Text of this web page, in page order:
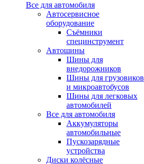
Все для автомобиля
Автосервисное
оборудование
Съёмники
специнструмент
Автошины
Шины для
внедорожников
Шины для грузовиков
и микроавтобусов
Шины для легковых
автомобилей
Все для автомобиля
Аккумуляторы
автомобильные
Пускозарядные
устройства
Диски колёсные